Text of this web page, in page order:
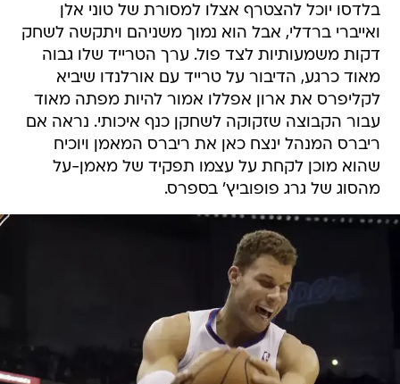
בלדסו יוכל להצטרף אצלו למסורת של טוני אלן
ואייברי ברדלי, אבל הוא נמוך משניהם ויתקשה לשחק
דקות משמעותיות לצד פול. ערך הטרייד שלו גבוה
מאוד כרגע, הדיבור על טרייד עם אורלנדו שיביא
לקליפרס את ארון אפללו אמור להיות מפתה מאוד
עבור הקבוצה שזקוקה לשחקן כנף איכותי. נראה אם
ריברס המנהל ינצח כאן את ריברס המאמן ויוכיח
שהוא מוכן לקחת על עצמו תפקיד של מאמן-על
מהסוג של גרג פופוביץ' בספרס.